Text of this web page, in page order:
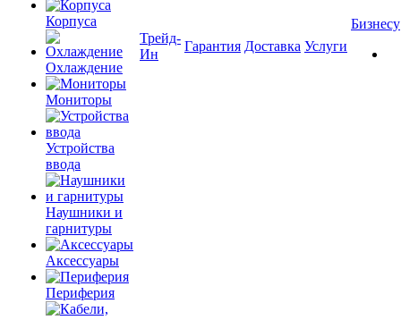
Корпуса
Охлаждение
Мониторы
Устройства
ввода
Наушники и
гарнитуры
Аксессуары
Периферия
Трейд-
Ин
Гарантия Доставка Услуги
Бизнесу